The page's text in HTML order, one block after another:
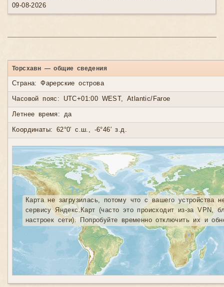
09-08-2026
Торсхавн — общие сведения
Страна: Фарерские острова
Часовой пояс: UTC+01:00 WEST, Atlantic/Faroe
Летнее время: да
Координаты: 62°0′ с.ш., -6°46′ з.д.
Карта не загрузилась, потому что с вашего устройства
сервису Яндекс.Карт (часто это происходит из-за VPN,
настроек сети). Попробуйте временно отключить их и